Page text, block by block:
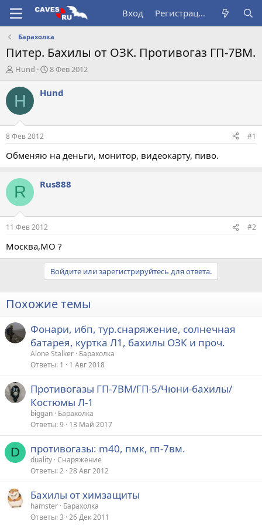
Вход Регистрация
Барахолка
Питер. Бахилы от ОЗК. Противогаз ГП-7ВМ.
А
т
о
т
е
м
ы
Hund
Д
т
а
л
8 Фев 2012
H Hund
8 Фев 2012 #1
Обменяю на деньги, монитор, видеокарту, пиво.
R Rus888
11 Фев 2012 #2
Москва,МО ?
Войдите или зарегистрируйтесь для ответа.
Похожие темы
Фонари, ибп, тур.снаряжение, солнечная
батарея, куртка Л1, бахилы ОЗК и проч.
Alone Stalker Барахолка
Ответы 1 1 Авг 2018
Противогазы ГП-7ВМ/ГП-5/Чюни-бахилы/
Костюмы Л-1
biggan Барахолка
Ответы 9 13 Май 2017
D противогазы: m40, пмк, гп-7вм.
duality Снаряжение
Ответы 2 28 Авг 2012
Бахилы от химзащиты
hamster Барахолка
Ответы 3 26 Дек 2011